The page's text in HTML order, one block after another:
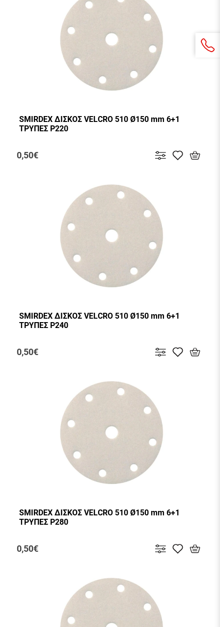
SMIRDEX ΔΙΣΚΟΣ VELCRO 510 Ø150 mm 6+1
ΤΡΥΠΕΣ P220
0,50€
SMIRDEX ΔΙΣΚΟΣ VELCRO 510 Ø150 mm 6+1
ΤΡΥΠΕΣ P240
0,50€
SMIRDEX ΔΙΣΚΟΣ VELCRO 510 Ø150 mm 6+1
ΤΡΥΠΕΣ P280
0,50€